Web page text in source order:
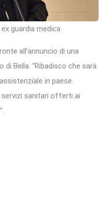
guardia medica
all’annuncio di una
Bella: “Ribadisco che sarà
in paese.
servizi sanitari offerti ai